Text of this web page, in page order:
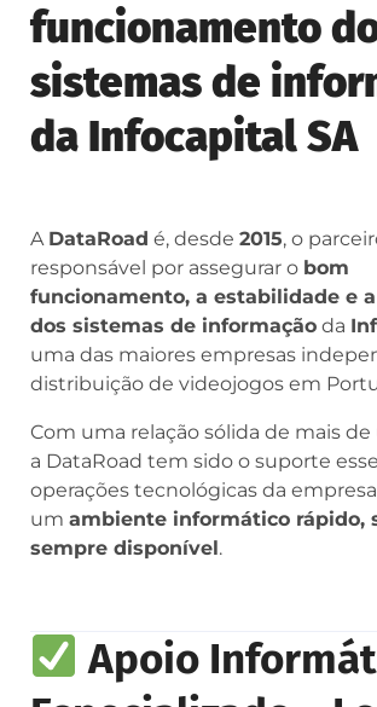
funcionamento
sistemas de
da Infocapital SA
A DataRoad é, desde 2015, o
responsável por assegurar o bom
funcionamento, a estabilidade e
dos sistemas de informação da
uma das maiores empresas
distribuição de videojogos em
Com uma relação sólida de mais
a DataRoad tem sido o suporte
operações tecnológicas da
um ambiente informático rápido,
sempre disponível.
Apoio